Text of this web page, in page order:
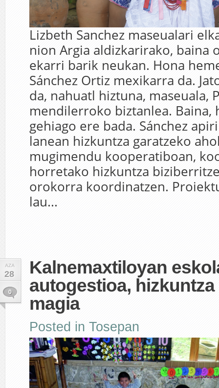
Lizbeth Sanchez maseualari
nion Argia aldizkarirako, baina
ekarri barik neukan. Hona
Sánchez Ortiz mexikarra da.
da, nahuatl hiztuna, maseuala,
mendilerroko biztanlea. Baina,
gehiago ere bada. Sánchez
lanean hizkuntza garatzeko
mugimendu kooperatiboan,
horretako hizkuntza
orokorra koordinatzen.
lau...
AZA
28
0
Kalnemaxtiloyan
autogestioa,
magia
Posted in Tosepan